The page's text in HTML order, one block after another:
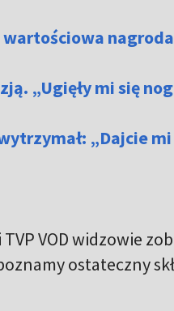
wartościowa nagroda
„Ugięły mi się
„Dajcie
VOD widzowie
ostateczny